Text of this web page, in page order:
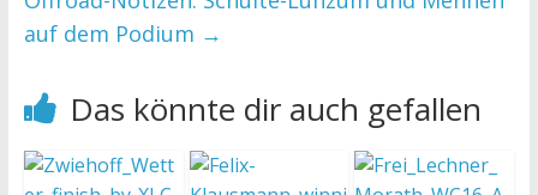
auf dem Podium →
Das könnte dir auch gefallen